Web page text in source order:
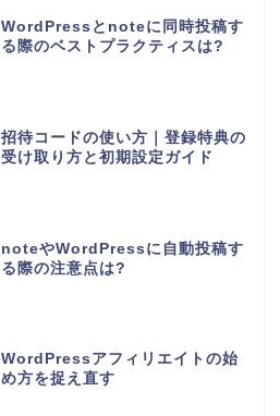
WordPressとnoteに同時投稿す
る際のベストプラクティスは?
招待コードの使い方｜登録特典の
受け取り方と初期設定ガイド
noteやWordPressに自動投稿す
る際の注意点は?
WordPressアフィリエイトの始
め方を捉え直す